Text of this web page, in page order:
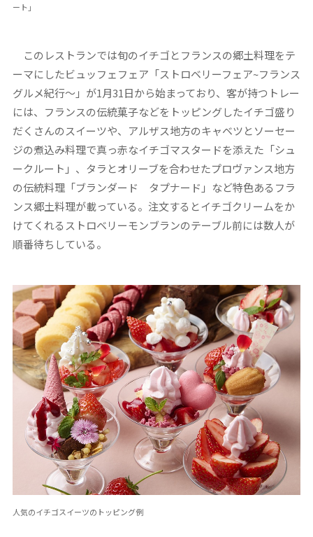
ート」
このレストランでは旬のイチゴとフランスの郷土料理をテ
ーマにしたビュッフェフェア「ストロベリーフェア~フランス
グルメ紀行～」が1月31日から始まっており、客が持つトレー
には、フランスの伝統菓子などをトッピングしたイチゴ盛り
だくさんのスイーツや、アルザス地方のキャベツとソーセー
ジの煮込み料理で真っ赤なイチゴマスタードを添えた「シュ
ークルート」、タラとオリーブを合わせたプロヴァンス地方
の伝統料理「ブランダード タプナード」など特色あるフラ
ンス郷土料理が載っている。注文するとイチゴクリームをか
けてくれるストロベリーモンブランのテーブル前には数人が
順番待ちしている。
人気のイチゴスイーツのトッピング例